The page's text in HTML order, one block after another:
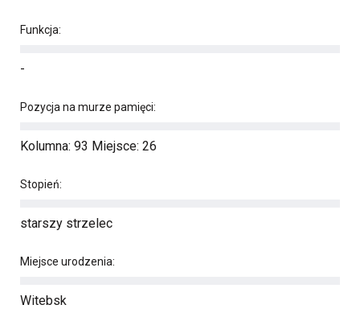
Funkcja:
-
Pozycja na murze pamięci:
Kolumna: 93 Miejsce: 26
Stopień:
starszy strzelec
Miejsce urodzenia:
Witebsk